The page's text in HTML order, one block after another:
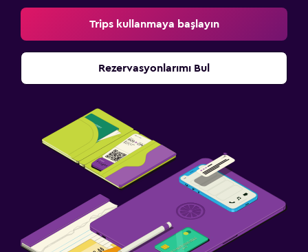
Trips kullanmaya başlayın
Rezervasyonlarımı Bul